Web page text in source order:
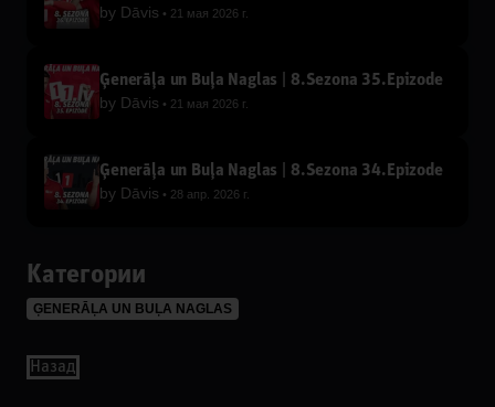
by Dāvis 21 мая 2026 г.
Ģenerāļa un Buļa Naglas | 8.Sezona 35.Epizode
by Dāvis 21 мая 2026 г.
Ģenerāļa un Buļa Naglas | 8.Sezona 34.Epizode
by Dāvis 28 апр. 2026 г.
Категории
ĢENERĀĻA UN BUĻA NAGLAS
Назад